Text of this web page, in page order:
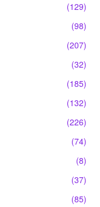
(129)
(98)
(207)
(32)
(185)
(132)
(226)
(74)
(8)
(37)
(85)